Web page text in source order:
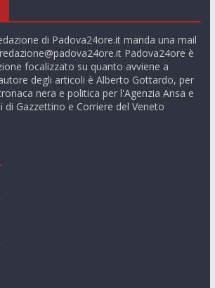
di Padova24ore.it manda una mail
redazione@padova24ore.itPadova24ore è
focalizzato su quanto avviene a
degli articoli è Alberto Gottardo, per
nera e politica per l'Agenzia Ansa e
di Gazzettino e Corriere del Veneto